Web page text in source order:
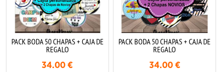
PACK BODA 50 CHAPAS + CAJA DE
REGALO
34.00 €
PACK BODA 50 CHAPAS + CAJA DE
REGALO
34.00€